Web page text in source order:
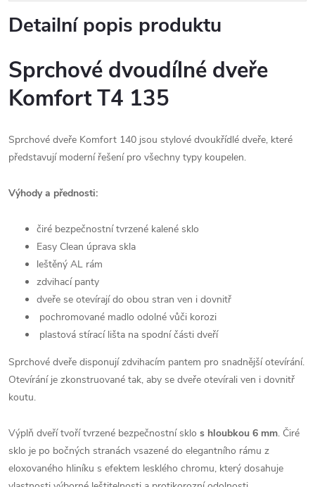
Detailní popis produktu
Sprchové dvoudílné dveře
Komfort T4 135
Sprchové dveře Komfort 140 jsou stylové dvoukřídlé dveře, které
představují moderní řešení pro všechny typy koupelen.
Výhody a přednosti:
čiré bezpečnostní tvrzené kalené sklo
Easy Clean úprava skla
leštěný AL rám
zdvihací panty
dveře se otevírají do obou stran ven i dovnitř
pochromované madlo odolné vůči korozi
plastová stírací lišta na spodní části dveří
Sprchové dveře disponují zdvihacím pantem pro snadnější otevírání.
Otevírání je zkonstruované tak, aby se dveře otevírali ven i dovnitř
koutu.
Výplň dveří tvoří tvrzené bezpečnostní sklo s hloubkou 6 mm. Čiré
sklo je po bočných stranách vsazené do elegantního rámu z
eloxovaného hliníku s efektem lesklého chromu, který dosahuje